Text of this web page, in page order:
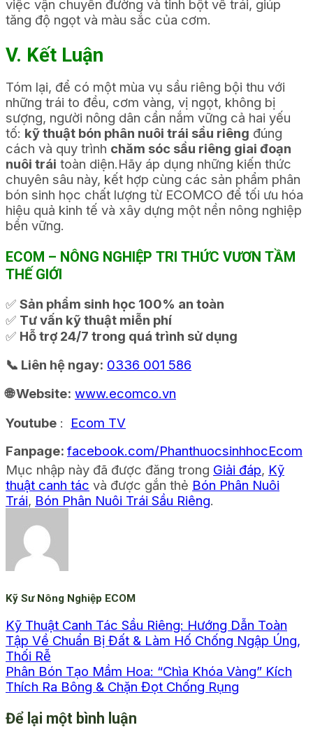
việc vận chuyển đường và tinh bột về trái, giúp
tăng độ ngọt và màu sắc của cơm.
V. Kết Luận
Tóm lại, để có một mùa vụ sầu riêng bội thu với
những trái to đều, cơm vàng, vị ngọt, không bị
sượng, người nông dân cần nắm vững cả hai yếu
tố: kỹ thuật bón phân nuôi trái sầu riêng đúng
cách và quy trình chăm sóc sầu riêng giai đoạn
nuôi trái toàn diện.Hãy áp dụng những kiến thức
chuyên sâu này, kết hợp cùng các sản phẩm phân
bón sinh học chất lượng từ ECOMCO để tối ưu hóa
hiệu quả kinh tế và xây dựng một nền nông nghiệp
bền vững.
ECOM – NÔNG NGHIỆP TRI THỨC VƯƠN TẦM
THẾ GIỚI
✅ Sản phẩm sinh học 100% an toàn
✅ Tư vấn kỹ thuật miễn phí
✅ Hỗ trợ 24/7 trong quá trình sử dụng
📞 Liên hệ ngay: 0336 001 586
🌐 Website: www.ecomco.vn
Youtube : Ecom TV
Fanpage: facebook.com/PhanthuocsinhhocEcom
Mục nhập này đã được đăng trong Giải đáp, Kỹ
thuật canh tác và được gắn thẻ Bón Phân Nuôi
Trái, Bón Phân Nuôi Trái Sầu Riêng.
Kỹ Sư Nông Nghiệp ECOM
Kỹ Thuật Canh Tác Sầu Riêng: Hướng Dẫn Toàn
Tập Về Chuẩn Bị Đất & Làm Hố Chống Ngập Úng,
Thối Rễ
Phân Bón Tạo Mầm Hoa: “Chìa Khóa Vàng” Kích
Thích Ra Bông & Chặn Đọt Chống Rụng
Để lại một bình luận